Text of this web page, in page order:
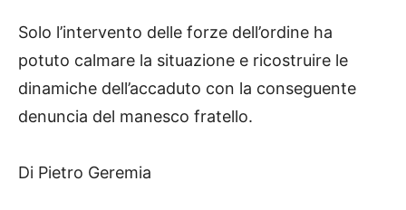
Solo l’intervento delle forze dell’ordine ha
potuto calmare la situazione e ricostruire le
dinamiche dell’accaduto con la conseguente
denuncia del manesco fratello.
Di Pietro Geremia